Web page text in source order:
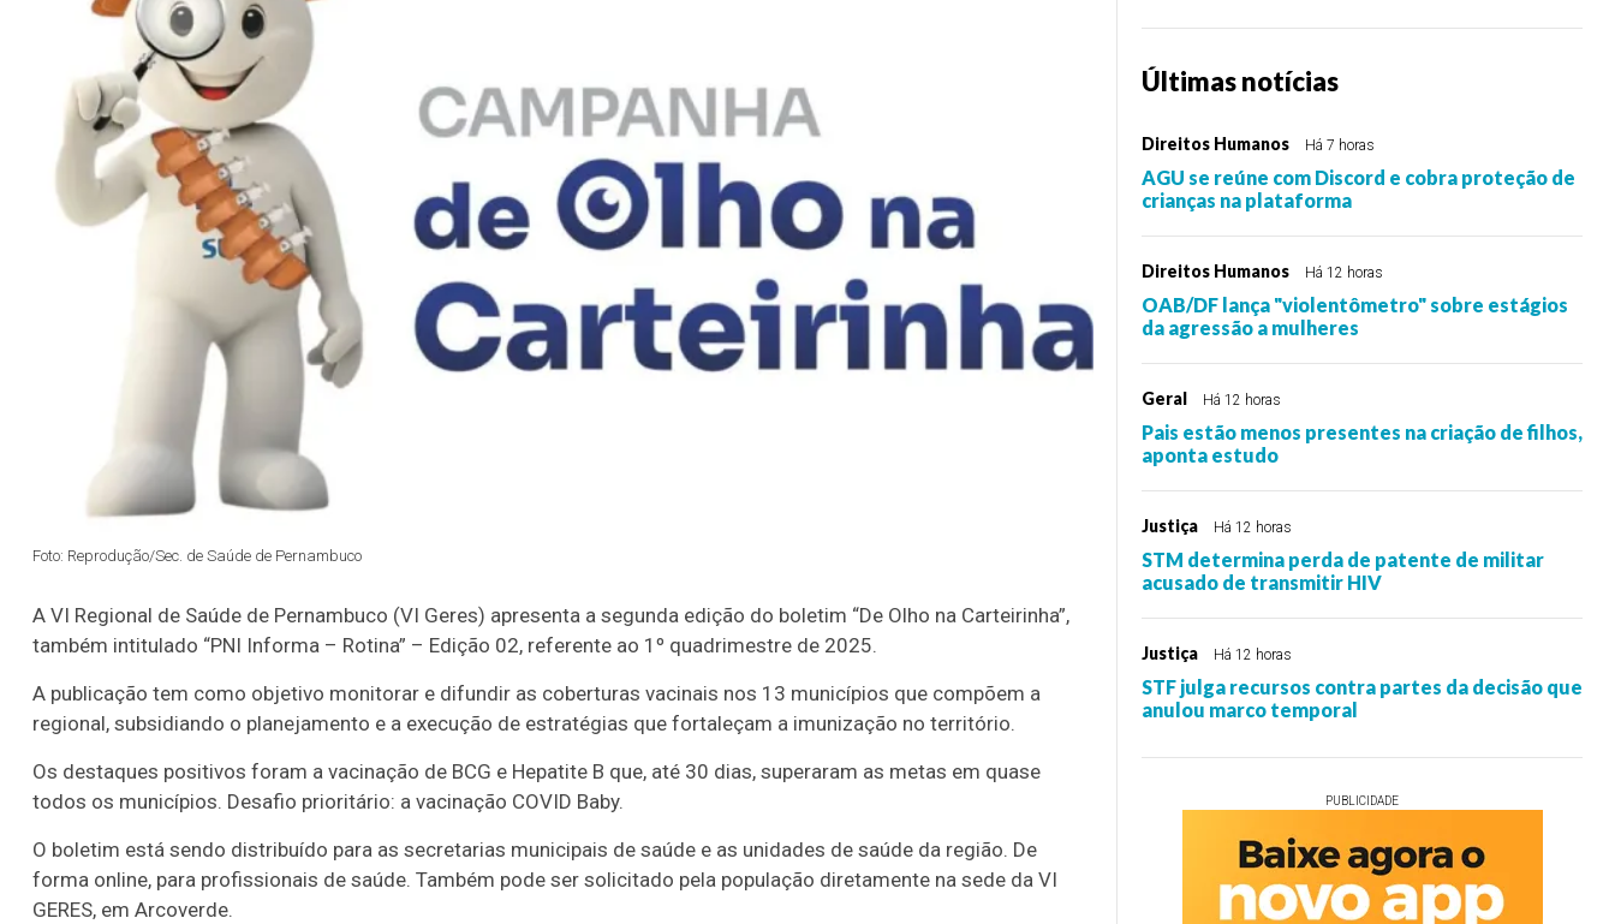
Foto: Reprodução/Sec. de Saúde de Pernambuco
A VI Regional de Saúde de Pernambuco (VI Geres) apresenta a segunda edição do boletim “De Olho na Carteirinha”,
também intitulado “PNI Informa – Rotina” – Edição 02, referente ao 1º quadrimestre de 2025.
A publicação tem como objetivo monitorar e difundir as coberturas vacinais nos 13 municípios que compõem a
regional, subsidiando o planejamento e a execução de estratégias que fortaleçam a imunização no território.
Os destaques positivos foram a vacinação de BCG e Hepatite B que, até 30 dias, superaram as metas em quase
todos os municípios. Desafio prioritário: a vacinação COVID Baby.
O boletim está sendo distribuído para as secretarias municipais de saúde e as unidades de saúde da região. De
forma online, para profissionais de saúde. Também pode ser solicitado pela população diretamente na sede da VI
GERES, em Arcoverde.
Últimas notícias
Direitos Humanos Há 7 horas
AGU se reúne com Discord e cobra proteção de
crianças na plataforma
Direitos Humanos Há 12 horas
OAB/DF lança "violentômetro" sobre estágios
da agressão a mulheres
Geral Há 12 horas
Pais estão menos presentes na criação de filhos,
aponta estudo
Justiça Há 12 horas
STM determina perda de patente de militar
acusado de transmitir HIV
Justiça Há 12 horas
STF julga recursos contra partes da decisão que
anulou marco temporal
PUBLICIDADE